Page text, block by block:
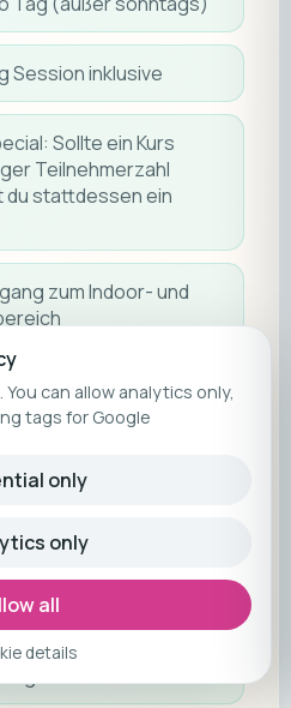
Session inklusive
Sollte ein Kurs
Teilnehmerzahl
du stattdessen ein
zum Indoor- und
Strand sowie zu den
des Resorts
vor,
Vorteile inklusive
can allow analytics only,
tags for Google
only
only
all
details